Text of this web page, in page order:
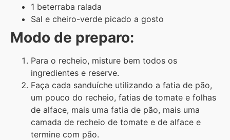
1 beterraba ralada
Sal e cheiro-verde picado a gosto
Modo de preparo:
Para o recheio, misture bem todos os
ingredientes e reserve.
Faça cada sanduíche utilizando a fatia de pão,
um pouco do recheio, fatias de tomate e folhas
de alface, mais uma fatia de pão, mais uma
camada de recheio de tomate e de alface e
termine com pão.